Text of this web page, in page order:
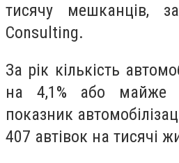
тисячу мешканців,
Consulting.
За рік кількість
на 4,1% або
показник
407 автівок на тисячі